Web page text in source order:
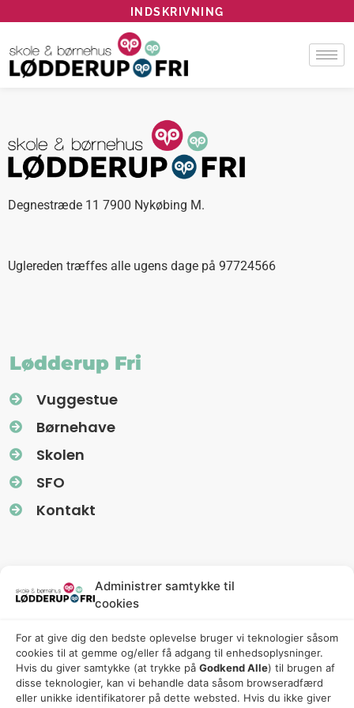
Administrer samtykke til
cookies
For at give dig den bedste oplevelse bruger vi teknologier såsom
cookies til at gemme og/eller få adgang til enhedsoplysninger.
Hvis du giver samtykke (at trykke på Godkend Alle) til brugen af ​​
disse teknologier, kan vi behandle data såsom browseradfærd
eller unikke identifikatorer på dette websted. Hvis du ikke giver
INDSKRIVNING
Degnestræde 11 7900 Nykøbing M.
Uglereden træffes alle ugens dage på 97724566
Lødderup Fri
Vuggestue
Børnehave
Skolen
SFO
Kontakt
Information
Nyhedsbreve (Uglereden)
Fredagsbreve (Friskolen)
Privatlivspolitik
Cookiepolitik